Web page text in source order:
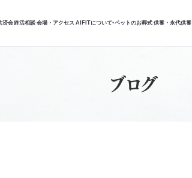
済会終活相談 会場・アクセス AIFITについて▾ ペットのお葬式 供養・永代供養
ブログ